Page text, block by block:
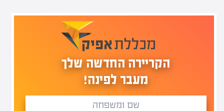
הקריירה החדשה שלך
מעבר לפינה!